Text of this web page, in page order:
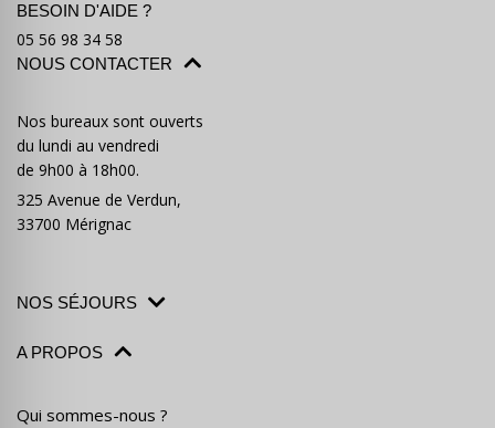
BESOIN D'AIDE ?
05 56 98 34 58
NOUS CONTACTER
Nos bureaux sont ouverts
du lundi au vendredi
de 9h00 à 18h00.
325 Avenue de Verdun,
33700 Mérignac
NOS SÉJOURS
A PROPOS
Qui sommes-nous ?